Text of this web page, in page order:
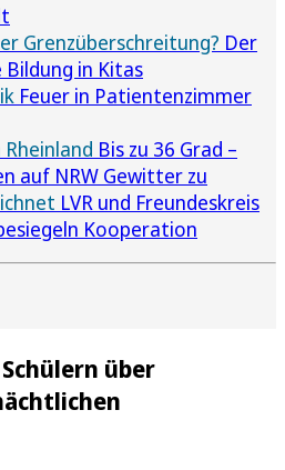
Grenzüberschreitung? Der
in Kitas
Feuer in Patientenzimmer
Bis zu 36 Grad –
auf NRW Gewitter zu
LVR und Freundeskreis
Kooperation
über